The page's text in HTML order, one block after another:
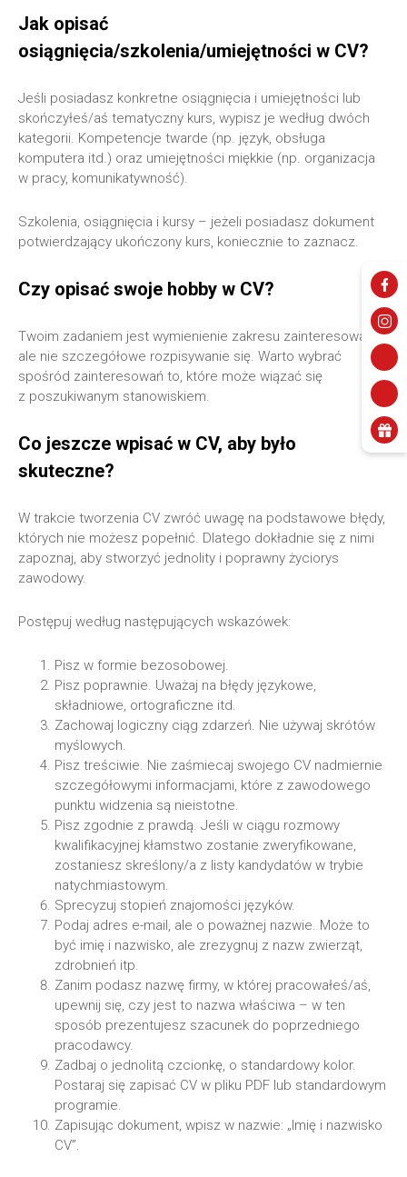
Jak opisać
osiągnięcia/szkolenia/umiejętności w CV?
Jeśli posiadasz konkretne osiągnięcia i umiejętności lub
skończyłeś/aś tematyczny kurs, wypisz je według dwóch
kategorii. Kompetencje twarde (np. język, obsługa
komputera itd.) oraz umiejętności miękkie (np. organizacja
w pracy, komunikatywność).
Szkolenia, osiągnięcia i kursy – jeżeli posiadasz dokument
potwierdzający ukończony kurs, koniecznie to zaznacz.
Czy opisać swoje hobby w CV?
Twoim zadaniem jest wymienienie zakresu zainteresowań,
ale nie szczegółowe rozpisywanie się. Warto wybrać
spośród zainteresowań to, które może wiązać się
z poszukiwanym stanowiskiem.
Co jeszcze wpisać w CV, aby było
skuteczne?
W trakcie tworzenia CV zwróć uwagę na podstawowe błędy,
których nie możesz popełnić. Dlatego dokładnie się z nimi
zapoznaj, aby stworzyć jednolity i poprawny życiorys
zawodowy.
Postępuj według następujących wskazówek:
Pisz w formie bezosobowej.
Pisz poprawnie. Uważaj na błędy językowe,
składniowe, ortograficzne itd.
Zachowaj logiczny ciąg zdarzeń. Nie używaj skrótów
myślowych.
Pisz treściwie. Nie zaśmiecaj swojego CV nadmiernie
szczegółowymi informacjami, które z zawodowego
punktu widzenia są nieistotne.
Pisz zgodnie z prawdą. Jeśli w ciągu rozmowy
kwalifikacyjnej kłamstwo zostanie zweryfikowane,
zostaniesz skreślony/a z listy kandydatów w trybie
natychmiastowym.
Sprecyzuj stopień znajomości języków.
Podaj adres e-mail, ale o poważnej nazwie. Może to
być imię i nazwisko, ale zrezygnuj z nazw zwierząt,
zdrobnień itp.
Zanim podasz nazwę firmy, w której pracowałeś/aś,
upewnij się, czy jest to nazwa właściwa – w ten
sposób prezentujesz szacunek do poprzedniego
pracodawcy.
Zadbaj o jednolitą czcionkę, o standardowy kolor.
Postaraj się zapisać CV w pliku PDF lub standardowym
programie.
Zapisując dokument, wpisz w nazwie: „Imię i nazwisko
CV”.